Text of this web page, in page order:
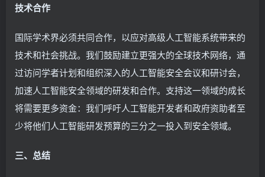
技术合作
国际学术界必须共同合作，以应对高级人工智能系统带来的
技术和社会挑战。我们鼓励建立更强大的全球技术网络，通
过访问学者计划和组织深入的人工智能安全会议和研讨会，
加速人工智能安全领域的研发和合作。支持这一领域的成长
将需要更多资金：我们呼吁人工智能开发者和政府资助者至
少将他们人工智能研发预算的三分之一投入到安全领域。
三、总结